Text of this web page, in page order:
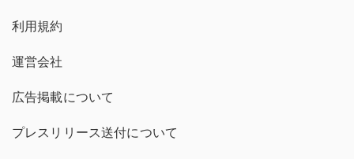
利用規約
運営会社
広告掲載について
プレスリリース送付について